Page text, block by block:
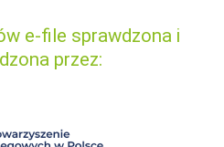
e-file sprawdzona i
przez: